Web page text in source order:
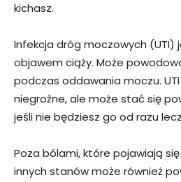
kichasz.
Infekcja dróg moczowych (UTI)
objawem ciąży. Może
podczas oddawania moczu.
niegroźne, ale może stać się
jeśli nie będziesz go od razu
Poza bólami, które pojawiają
innych stanów może również